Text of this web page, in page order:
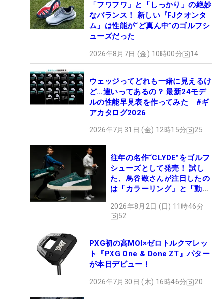
「フワフワ」と「しっかり」の絶妙
なバランス！ 新しい『FJクオンタ
ム』は性能が“ど真ん中”のゴルフシ
ューズだった
2026年8月7日 (金) 10時00分 14
ウェッジってどれも一緒に見えるけ
ど…違いってあるの？ 最新24モデ
ルの性能早見表を作ってみた #ギ
アカタログ2026
2026年7月31日 (金) 12時15分 25
往年の名作“CLYDE”をゴルフ
シューズとして発売！ 試し
た、鳥谷敬さんが注目したの
は「カラーリング」と「動き
2026年8月2日 (日) 11時46分
52
PXG初の高MOI×ゼロトルクマレッ
ト『PXG One & Done ZT』パター
が本日デビュー！
2026年7月30日 (木) 16時46分 20